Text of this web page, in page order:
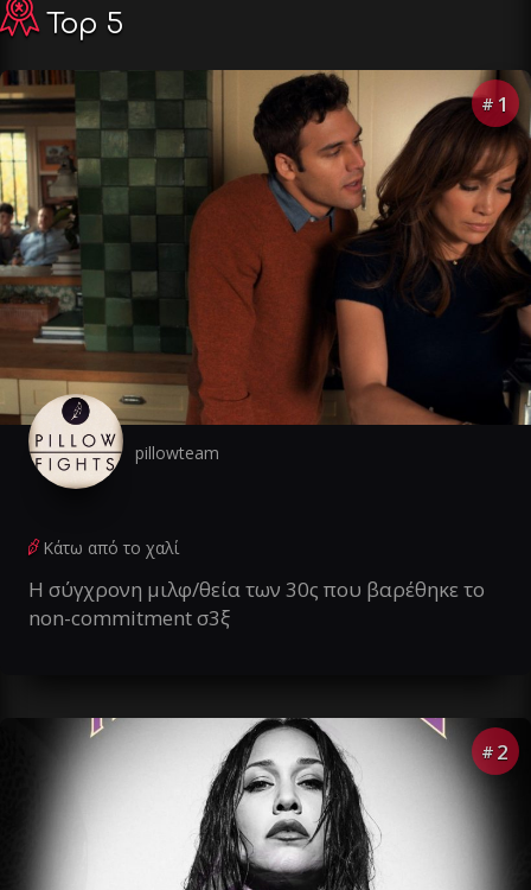
Top 5
# 1
pillowteam
Κάτω από το χαλί
Η σύγχρονη μιλφ/θεία των 30ς που βαρέθηκε το
non-commitment σ3ξ
# 2